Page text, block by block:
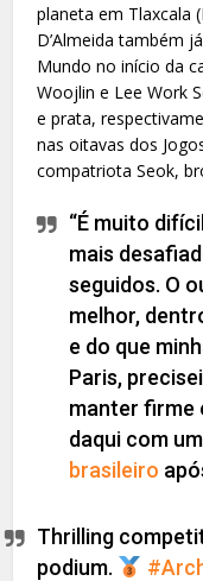
planeta em Tlaxcala
D’Almeida também
Mundo no início da
Woojlin e Lee Work
e prata,
nas oitavas dos
compatriota Seok,
“É muito
mais
seguidos. O
melhor,
e do que
Paris,
manter firme
daqui com
brasileiro
Thrilling
podium.